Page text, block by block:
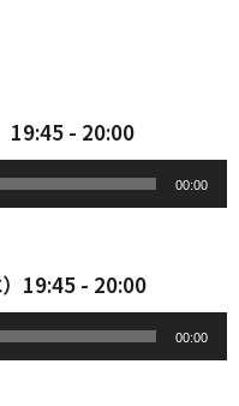
- 20:00
00:00
19:45 - 20:00
00:00